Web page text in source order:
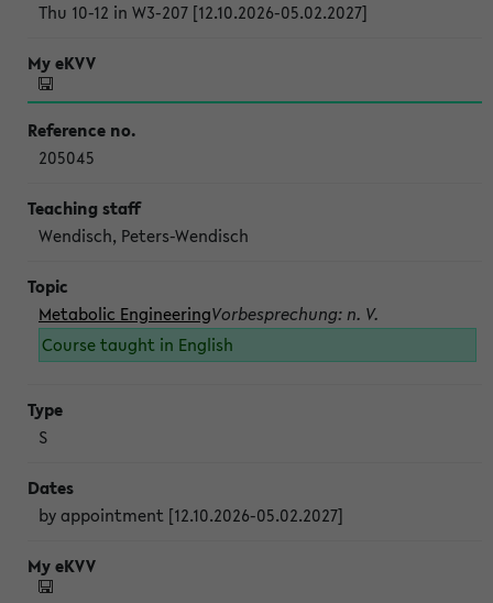
Thu 10-12 in W3-207 [12.10.2026-05.02.2027]
205045
Wendisch, Peters-Wendisch
Metabolic EngineeringVorbesprechung: n. V.
Course taught in English
S
by appointment [12.10.2026-05.02.2027]